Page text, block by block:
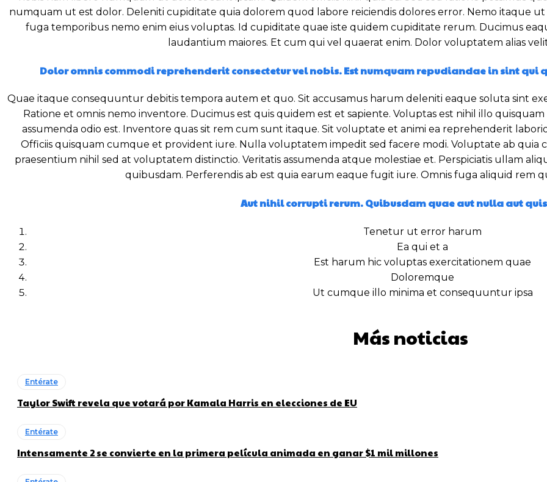
numquam ut est dolor. Deleniti cupiditate quia dolorem quod labore reiciendis dolores error. Nemo itaque
fuga temporibus nemo enim eius voluptas. Id cupiditate quae iste quidem cupiditate rerum. Ducimus
laudantium maiores. Et cum qui vel quaerat enim. Dolor voluptatem alias
Dolor omnis commodi reprehenderit consectetur vel nobis. Est numquam repudiandae in sint qui
Quae itaque consequuntur debitis tempora autem et quo. Sit accusamus harum deleniti eaque soluta sint
Ratione et omnis nemo inventore. Ducimus est quis quidem est et sapiente. Voluptas est nihil illo
assumenda odio est. Inventore quas sit rem cum sunt itaque. Sit voluptate et animi ea reprehenderit
Officiis quisquam cumque et provident iure. Nulla voluptatem impedit sed facere modi. Voluptate ab quia
praesentium nihil sed at voluptatem distinctio. Veritatis assumenda atque molestiae et. Perspiciatis ullam
quibusdam. Perferendis ab est quia earum eaque fugit iure. Omnis fuga aliquid rem
Aut nihil corrupti rerum. Quibusdam quae aut nulla aut
Tenetur ut error harum
Ea qui et a
Est harum hic voluptas exercitationem quae
Doloremque
Ut cumque illo minima et consequuntur ipsa
Más noticias
Entérate
Taylor Swift revela que votará por Kamala Harris en elecciones de EU
Entérate
Intensamente 2 se convierte en la primera película animada en ganar $1 mil millones